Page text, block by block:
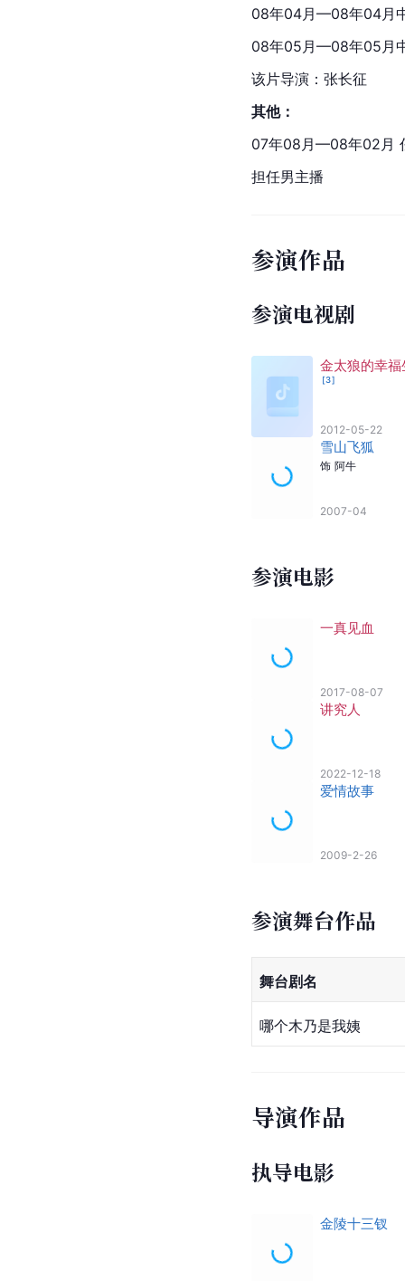
08年04月—08年04月
08年05月—08年05月
该片导演：张长征
其他：
07年08月—08年02月
担任男主播
参演作品
参演电视剧
金太狼的幸福
[3]
2012-05-22
雪山飞狐
饰 阿牛
2007-04
参演电影
一真见血
2017-08-07
讲究人
2022-12-18
爱情故事
2009-2-26
参演舞台作品
舞台剧名
哪个木乃是我姨
导演作品
执导电影
金陵十三钗